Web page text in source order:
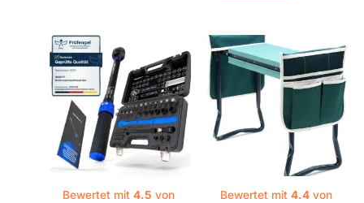
Bewertet mit4.5 von
Bewertet mit 4.4von